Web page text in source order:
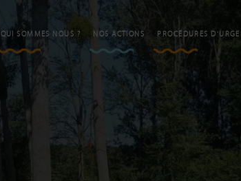
QUI SOMMES NOUS ? NOS ACTIONS PROCÉDURES